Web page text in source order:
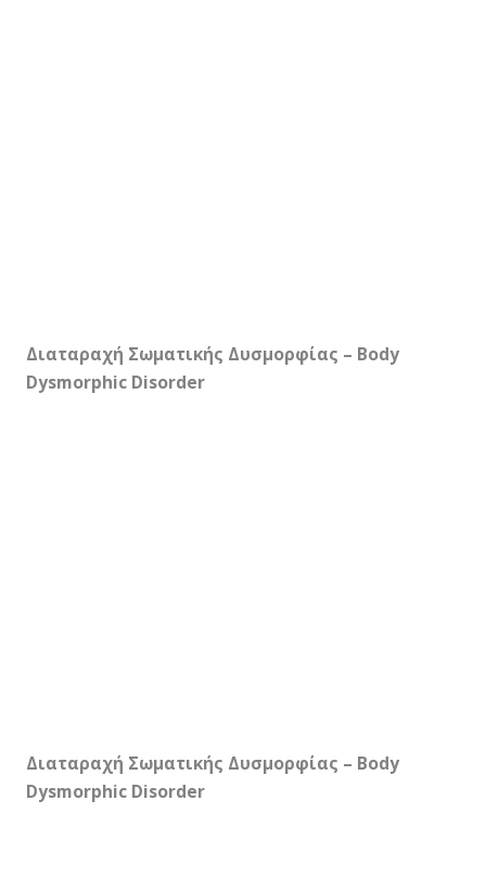
Διαταραχή Σωματικής Δυσμορφίας – Body
Dysmorphic Disorder
Διαταραχή Σωματικής Δυσμορφίας – Body
Dysmorphic Disorder